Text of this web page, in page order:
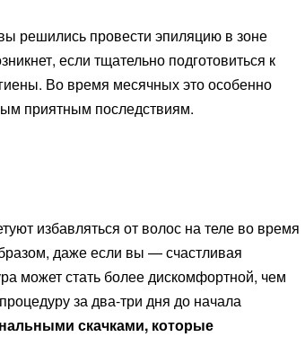
решились провести эпиляцию в зоне
если тщательно подготовиться к
Во время месячных это особенно
приятным последствиям.
избавляться от волос на теле во время
даже если вы — счастливая
может стать более дискомфортной, чем
за два-три дня до начала
скачками, которые